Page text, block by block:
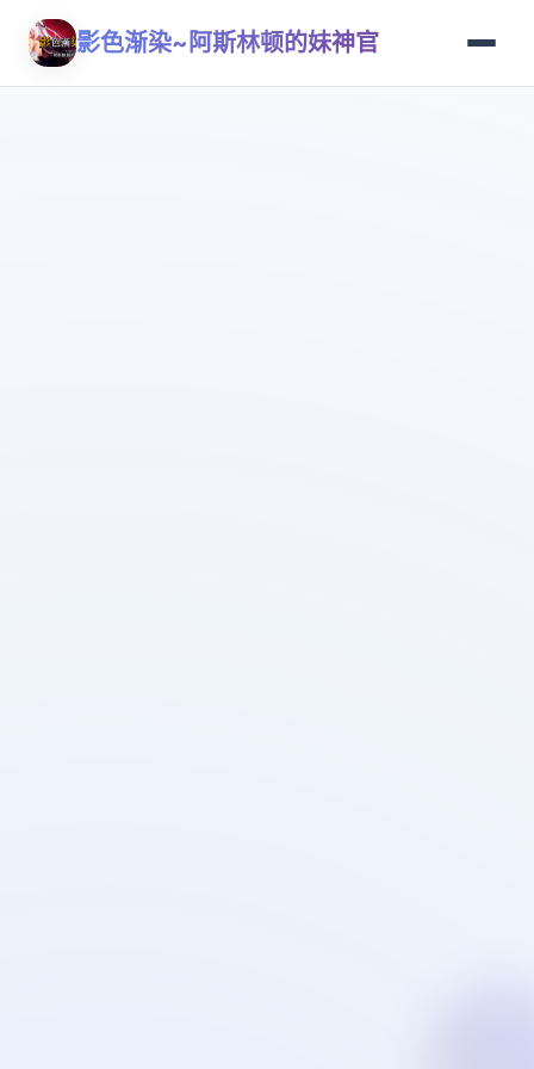
影色渐染~阿斯林顿的妹神官